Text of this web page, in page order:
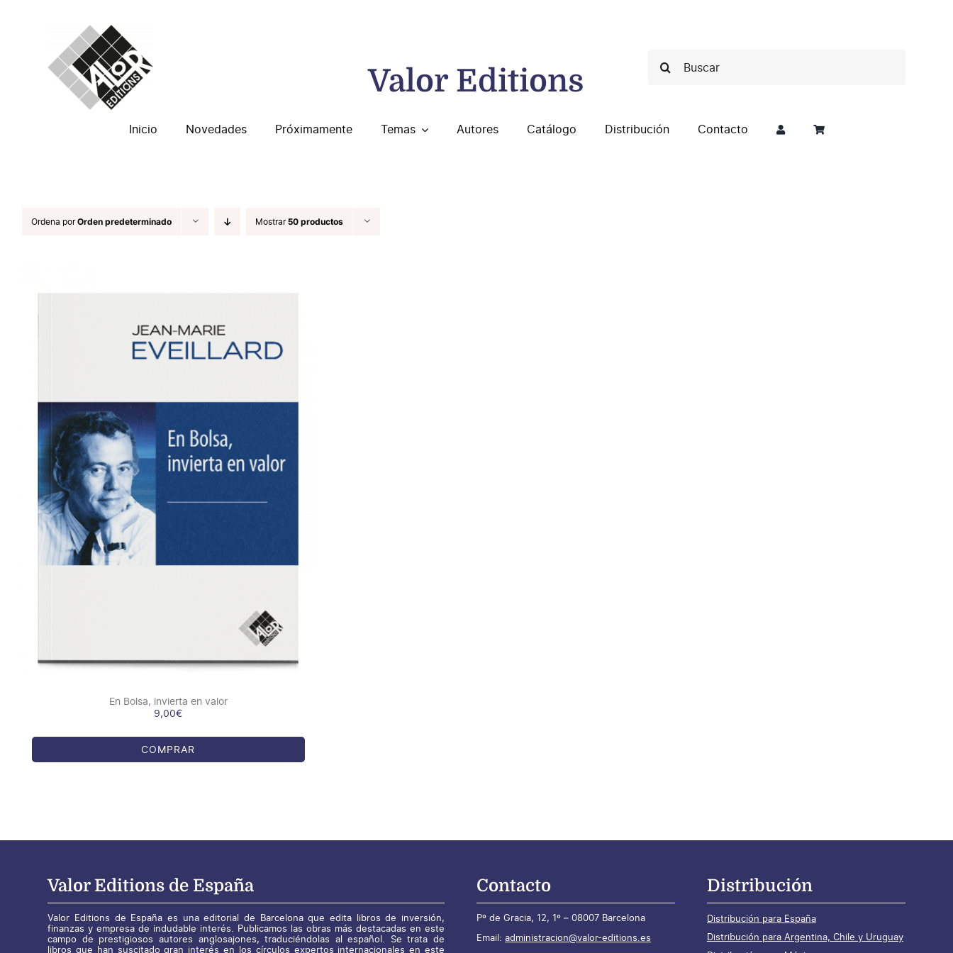
Valor Editions
Inicio Novedades Próximamente Temas Autores Catálogo Distribución Contacto
Ordena porOrden predeterminado Mostrar50 productos
COMPRAR / DETALLES
En Bolsa, invierta en valor
9,00€
COMPRAR
Valor Editions de España
Valor Editions de España es una editorial de Barcelona que edita libros de inversión,
finanzas y empresa de indudable interés. Publicamos las obras más destacadas en este
campo de prestigiosos autores anglosajones, traduciéndolas al español. Se trata de
libros que han suscitado gran interés en los círculos expertos internacionales en este
Contacto
Pº de Gracia, 12, 1º – 08007 Barcelona
Email: administracion@valor-editions.es
Distribución
Distribución para España
Distribución para Argentina, Chile y Uruguay